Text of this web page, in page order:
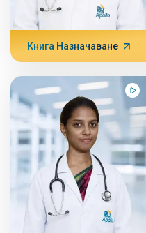
Книга Назначаване